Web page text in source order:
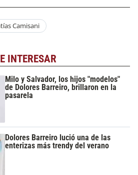
Camisani
INTERESAR
Milo y Salvador, los hijos "modelos"
de Dolores Barreiro, brillaron en la
pasarela
Dolores Barreiro lució una de las
enterizas más trendy del verano